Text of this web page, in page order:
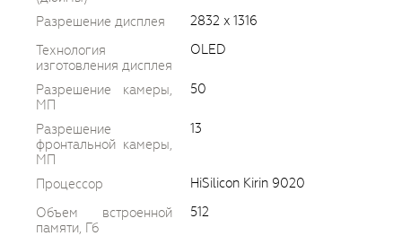
Разрешение дисплея
2832 x 1316
Технология
изготовления дисплея
OLED
Разрешение камеры,
МП
50
Разрешение
фронтальной камеры,
МП
13
Процессор
HiSilicon Kirin 9020
Объем встроенной
памяти, Гб
512